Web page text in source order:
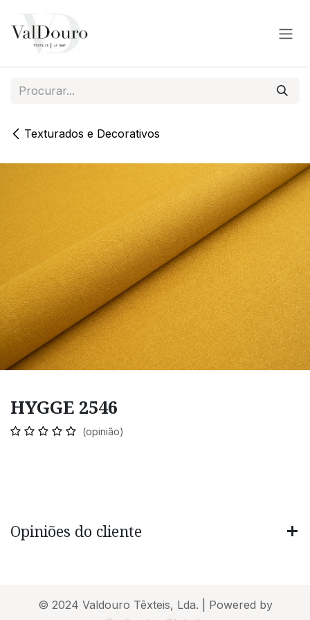
Texturados e Decorativos
HYGGE 2546
(opinião)
Opiniões do cliente
© 2024 Valdouro Têxteis, Lda. | Powered by